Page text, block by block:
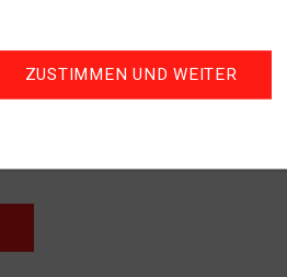
ZUSTIMMEN UND WEITER